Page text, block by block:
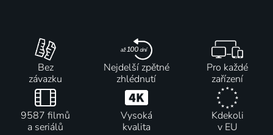
Bez
závazku
Nejdelší zpětné
zhlédnutí
Pro každé
zařízení
9587 filmů
a seriálů
Vysoká
kvalita
Kdekoli
v EU